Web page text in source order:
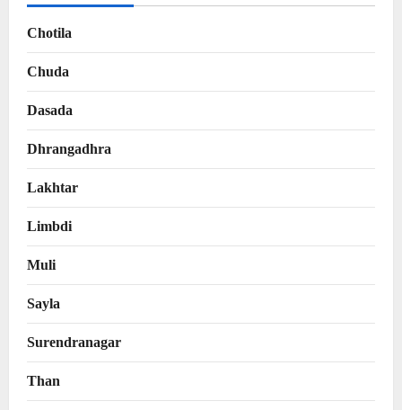
Chotila
Chuda
Dasada
Dhrangadhra
Lakhtar
Limbdi
Muli
Sayla
Surendranagar
Than